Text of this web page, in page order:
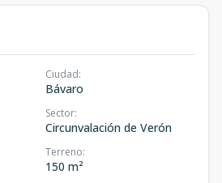
Ciudad:
Bávaro
Sector:
Circunvalación de Verón
Terreno:
150 m²